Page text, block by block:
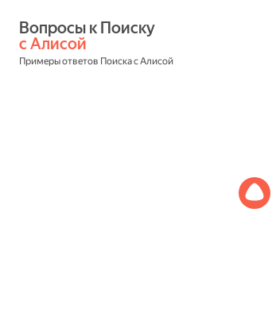
с Алисой
Примеры ответов Поиска с Алисой